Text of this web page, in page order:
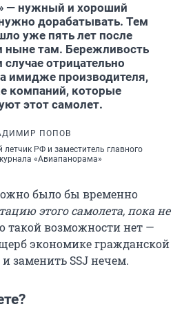
— нужный и хороший
дорабатывать. Тем
уже пять лет после
ныне там. Бережливость
случае отрицательно
имидже производителя,
компаний, которые
этот самолет.
ПОПОВ
РФ и заместитель главного
«Авиапанорама»
было бы временно
этого самолета, пока не
такой возможности нет —
экономике гражданской
заменить SSJ нечем.